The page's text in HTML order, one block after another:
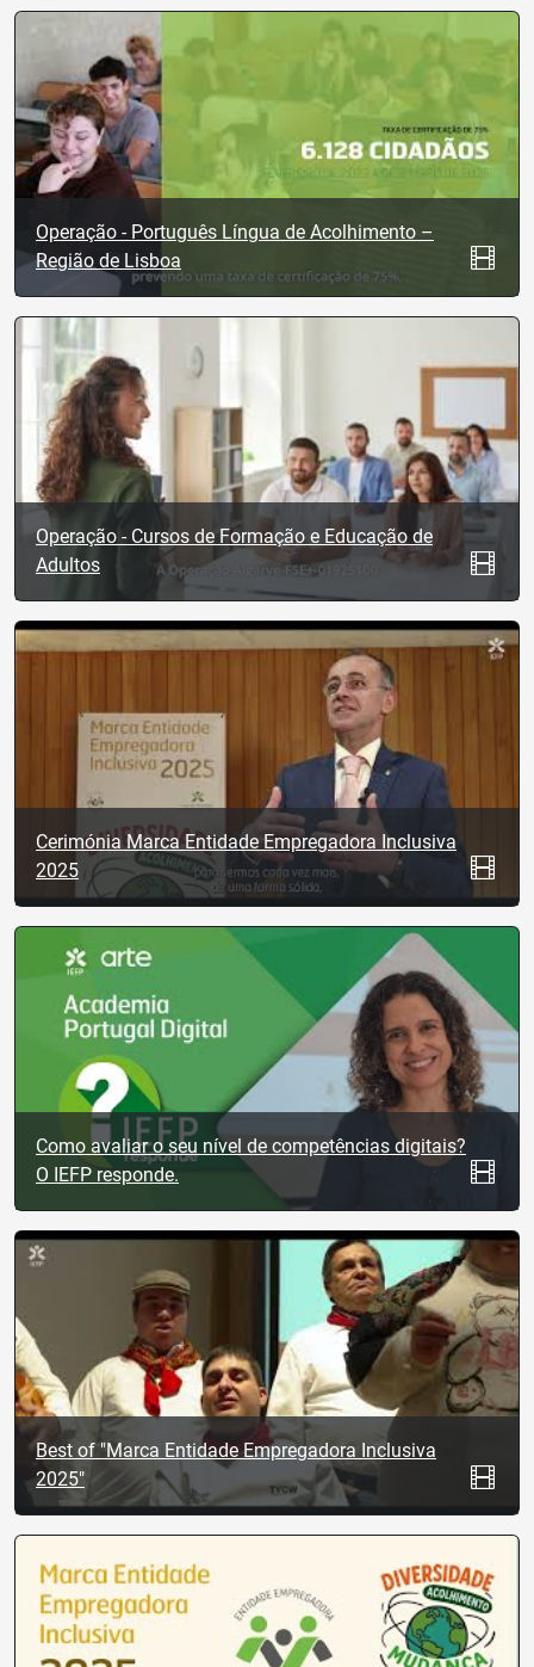
Operação - Português Língua de Acolhimento –
Região de Lisboa
Operação - Cursos de Formação e Educação de
Adultos
Cerimónia Marca Entidade Empregadora Inclusiva
2025
Como avaliar o seu nível de competências digitais?
O IEFP responde.
Best of "Marca Entidade Empregadora Inclusiva
2025"